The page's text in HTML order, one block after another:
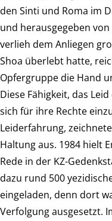
den Sinti und Roma im
und herausgegeben
verlieh dem Anliegen
Shoa überlebt hatte,
Opfergruppe die Hand
Diese Fähigkeit, das
sich für ihre Rechte
Leiderfahrung,
Haltung aus. 1984 hielt
Rede in der KZ-
dazu rund 500
eingeladen, denn dort
Verfolgung ausgesetzt.